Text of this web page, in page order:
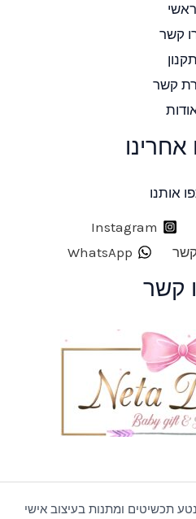
ראשי
קשר
תקנון
קשר
אותנו
Instagram
קשר
WhatsApp
קשר